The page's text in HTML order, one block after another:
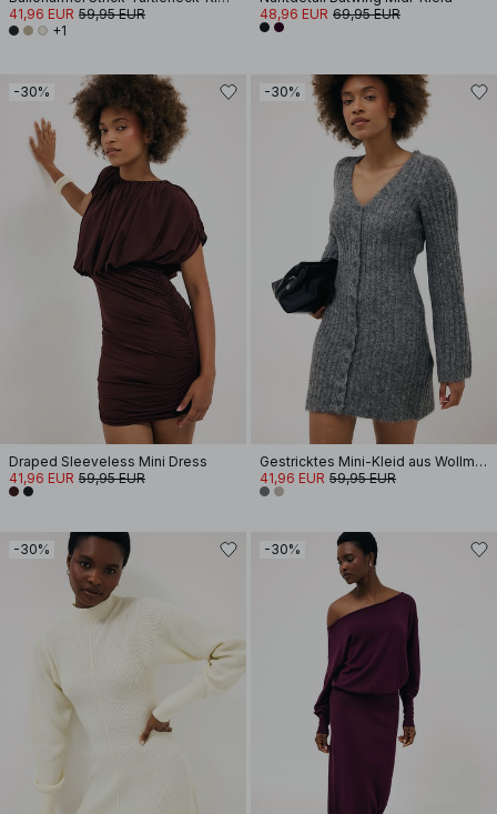
41,96 EUR 59,95 EUR
+1
48,96 EUR 69,95 EUR
-30%
Draped Sleeveless Mini Dress
41,96 EUR 59,95 EUR
-30%
Gestricktes Mini-Kleid aus Wollmischung mit Cardigan-Design
41,96 EUR 59,95 EUR
-30% -30%